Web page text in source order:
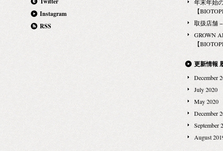
だと考えます。 みんなの「そこそこ」よりも、誰か
ひとりの「大好き」になりたい。 わたしたちはそう
考えています。 商品ではなく、哲学 トレーディン
グカンパニーと聞くと、単に「物（モノ）」を輸入
して販売するだけだと思われるかもしれません。で
学を売っていると考えています。その商品が生まれ
届けすることが、なによりも大切だと考えていま
す。 創業3年目の小さな小さな会社ですが、その小
たしたちの手がけるブランドや、この会社と一緒
に、成長したいと強く思われる方からのご応募をお
Instagram
RSS
年末年始
【
取扱店舗
GROWN
【
更新情報
December
July 2020
May 2020
December
September
August